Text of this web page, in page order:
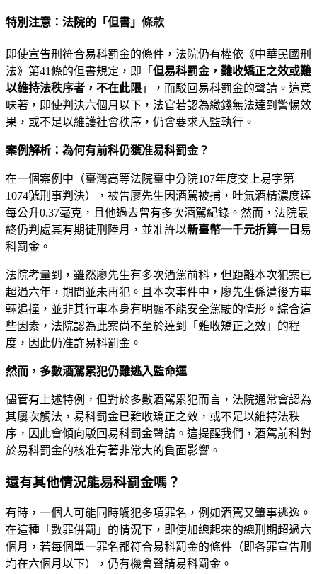
特別注意：法院的「但書」條款
即使宣告刑符合易科罰金的條件，法院仍有權依《中華民國刑
法》第41條的但書規定，即「 但易科罰金，難收矯正之效或難
以維持法秩序者，不在此限 」，而駁回易科罰金的聲請。這意
味著，即使判決六個月以下，法官若認為繳錢無法達到警惕效
果，或不足以維護社會秩序，仍會要求入監執行。
案例解析：為何有前科仍獲准易科罰金？
在一個案例中（臺灣高等法院臺中分院107年度交上易字第
1074號刑事判決），被告廖先生因酒駕被捕，吐氣酒精濃度達
每公升0.37毫克，且他過去曾有多次酒駕紀錄。然而，法院最
終仍判處其有期徒刑陸月，並准許以新臺幣一千元折算一日 易
科罰金。
法院考量到，雖然廖先生有多次酒駕前科，但距離本次犯案已
超過六年，期間並未再犯。且本次事件中，廖先生係遭後方車
輛追撞，並非其行車本身有明顯不能安全駕駛的情形。綜合這
些因素，法院認為此案尚不至於達到「難收矯正之效」的程
度，因此仍准許易科罰金。
然而，多數酒駕累犯仍難逃入監命運
儘管有上述特例，但對於多數酒駕累犯而言，法院通常會認為
其屢次觸法，易科罰金已難收矯正之效，或不足以維持法秩
序，因此會傾向駁回易科罰金聲請。這提醒我們，酒駕前科對
於易科罰金的核准有著非常大的負面影響。
還有其他情況能易科罰金嗎？
有時，一個人可能同時觸犯多項罪名，例如酒駕又肇事逃逸。
在這種「數罪併罰」的情況下，即使加總起來的總刑期超過六
個月，若每個單一罪名都符合易科罰金的條件（即各罪宣告刑
均在六個月以下），仍有機會聲請易科罰金。